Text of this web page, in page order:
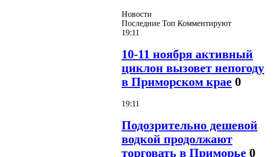
Новости
Последние Топ Комментируют
19:11
10-11 ноября активный
циклон вызовет непогоду
в Приморском крае 0
19:11
Подозрительно дешевой
водкой продолжают
торговать в Приморье 0